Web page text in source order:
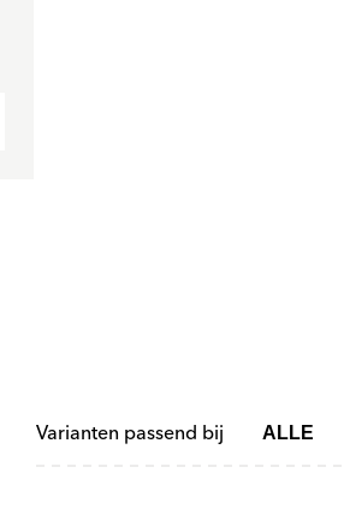
Varianten passend bij